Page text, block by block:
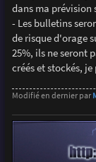
dans ma prévision
- Les bulletins
de risque d'orage
25%, ils ne seront
créés et stockés,
Modifié en dernier par